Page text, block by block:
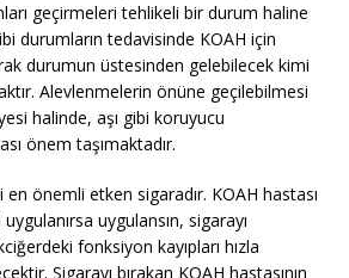
geçirmeleri tehlikeli bir durum haline
durumların tedavisinde KOAH için
durumun üstesinden gelebilecek kimi
Alevlenmelerin önüne geçilebilmesi
halinde, aşı gibi koruyucu
önem taşımaktadır.
en önemli etken sigaradır. KOAH hastası
uygulansın, sigarayı
fonksiyon kayıpları hızla
Sigarayı bırakan KOAH hastasının